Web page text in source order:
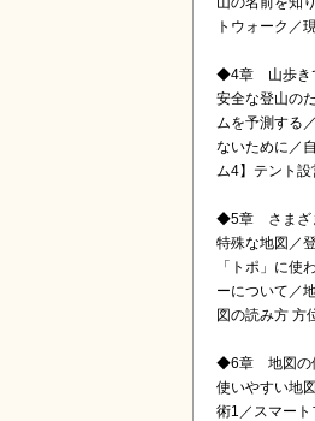
トウォーク／
◆4章 山歩き
安全な登山の
ムを予測する
ないために／
ム4】テント
◆5章 さまざ
特殊な地図／
「トポ」に使
ーについて／
図の読み方 方
◆6章 地図の
使いやすい地
術1／スマー